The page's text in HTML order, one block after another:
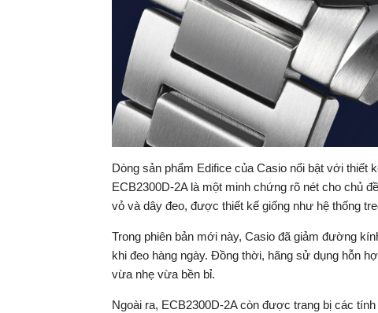
Dòng sản phẩm Edifice của Casio nổi bật với thiết
ECB2300D-2A là một minh chứng rõ nét cho chủ
vỏ và dây đeo, được thiết kế giống như hệ thống
Trong phiên bản mới này, Casio đã giảm đường
khi đeo hàng ngày. Đồng thời, hãng sử dụng hỗn
vừa nhẹ vừa bền bỉ.
Ngoài ra, ECB2300D-2A còn được trang bị các